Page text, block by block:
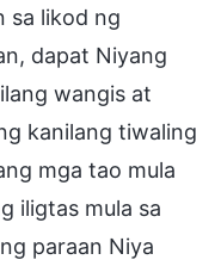
sa likod ng
dapat Niyang
wangis at
kanilang tiwaling
mga tao mula
iligtas mula sa
paraan Niya